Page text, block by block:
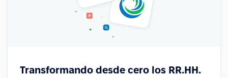
Transformando desde cero los RR.HH.